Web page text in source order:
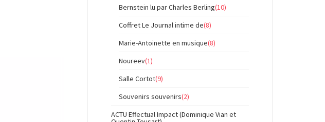
Bernstein lu par Charles Berling(10)
Coffret Le Journal intime de(8)
Marie-Antoinette en musique(8)
Noureev(1)
Salle Cortot(9)
Souvenirs souvenirs(2)
ACTU Effectual Impact (Dominique Vian et